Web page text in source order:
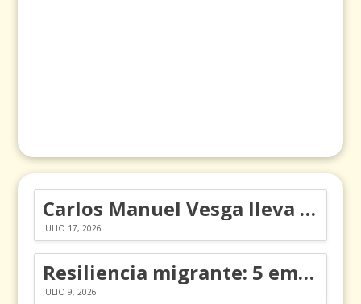
Carlos Manuel Vesga lleva el nombre de Colombia a los Emmy
JULIO 17, 2026
Resiliencia migrante: 5 emociones y cómo gestionarlas
JULIO 9, 2026